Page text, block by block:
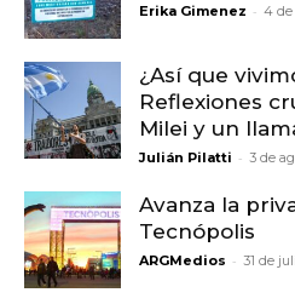
Erika Gimenez - 4 de
¿Así que
Reflexiones
Milei y un
Julián Pilatti - 3 de
Avanza la
Tecnópolis
ARGMedios - 31 de